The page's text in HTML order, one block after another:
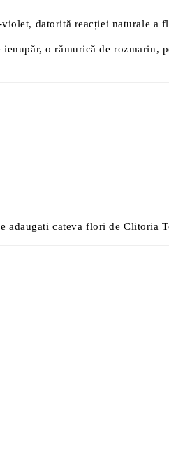
datorită reacției naturale a
o rămurică de rozmarin,
adaugati cateva flori de Clitoria